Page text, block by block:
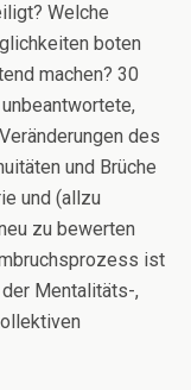
Welche
boten
machen? 30
des
und Brüche
und (allzu
zu bewerten
ist
Mentalitäts-,